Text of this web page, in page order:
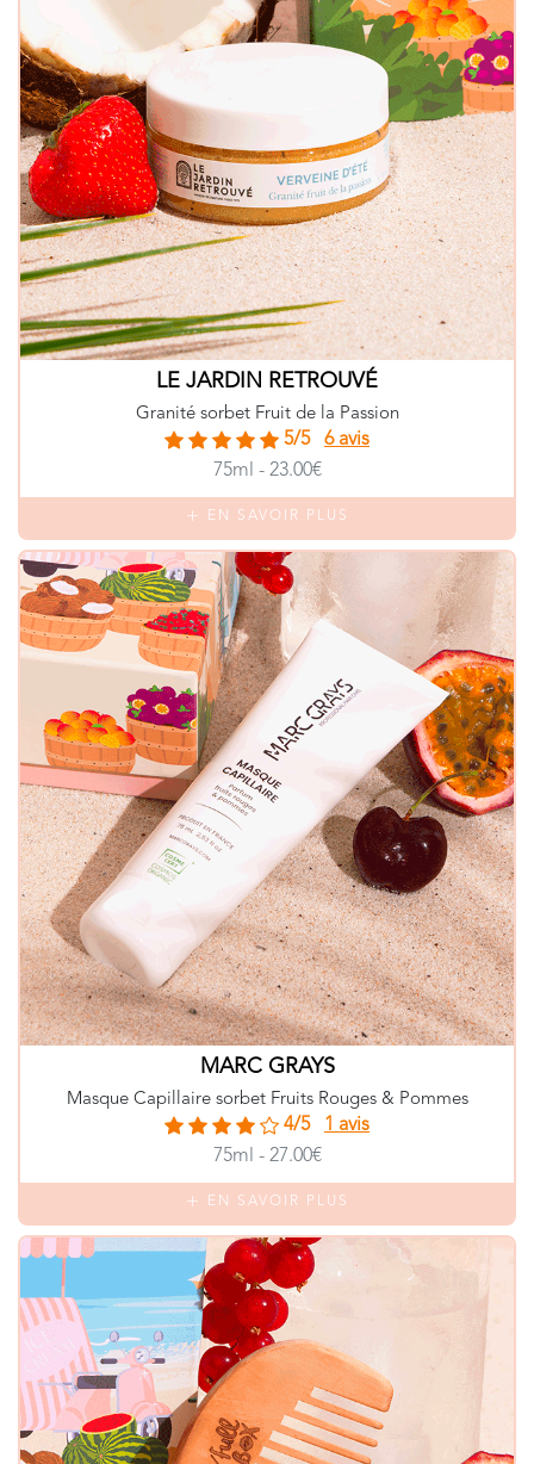
LE JARDIN RETROUVÉ
Granité sorbet Fruit de la Passion
5/5
6 avis
75ml - 23.00€
EN SAVOIR PLUS
MARC GRAYS
Masque Capillaire sorbet Fruits Rouges & Pommes
4/5
1 avis
75ml - 27.00€
EN SAVOIR PLUS